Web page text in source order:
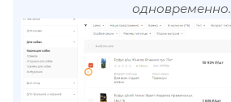
одновременно.